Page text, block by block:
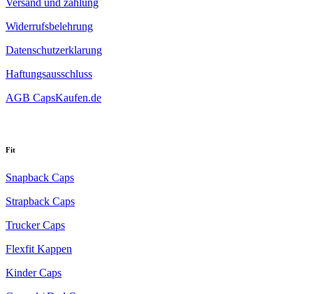
Widerrufsbelehrung
Datenschutzerklarung
Haftungsausschluss
AGB CapsKaufen.de
Fit
Snapback Caps
Strapback Caps
Trucker Caps
Flexfit Kappen
Kinder Caps